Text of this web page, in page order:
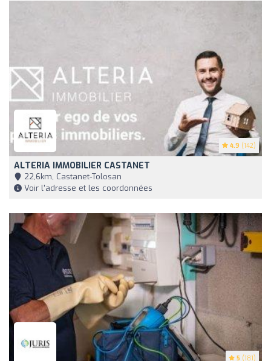
4.9 (142)
ALTERIA IMMOBILIER CASTANET
22,6km, Castanet-Tolosan
Voir l'adresse et les coordonnées
5 (181)